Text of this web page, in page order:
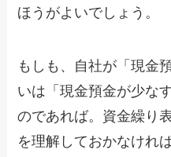
ほうがよいでしょう。
もしも、自社が「現金
いは「現金預金が少な
のであれば。資金繰り
を理解しておかなけれ